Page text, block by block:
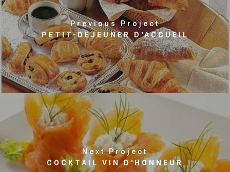
Previous Project
PETIT-DÉJEUNER D'ACCUEIL
Next Project
COCKTAIL VIN D'HONNEUR